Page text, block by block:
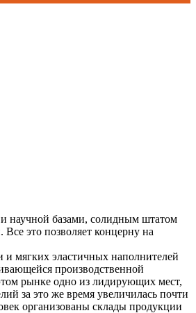
научной базами, солидным штатом
это позволяет концерну на
и мягких эластичных наполнителей
производственной
рынке одно из лидирующих мест,
за это же время увеличилась почти
организованы склады продукции